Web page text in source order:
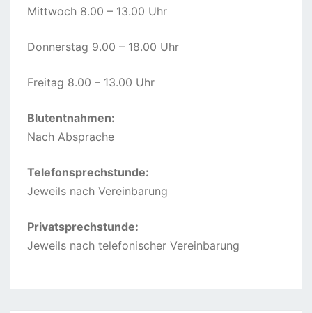
Mittwoch 8.00 – 13.00 Uhr
Donnerstag 9.00 – 18.00 Uhr
Freitag 8.00 – 13.00 Uhr
Blutentnahmen:
Nach Absprache
Telefonsprechstunde:
Jeweils nach Vereinbarung
Privatsprechstunde:
Jeweils nach telefonischer Vereinbarung